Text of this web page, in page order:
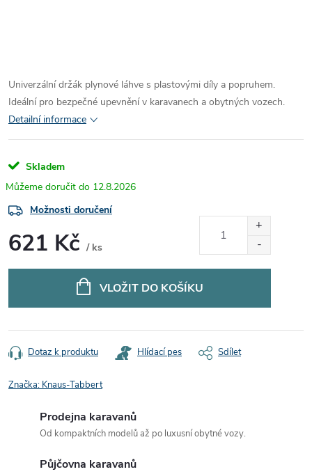
Univerzální držák plynové láhve s plastovými díly a popruhem.
Ideální pro bezpečné upevnění v karavanech a obytných vozech.
Detailní informace
Skladem
12.8.2026
Možnosti doručení
621 Kč / ks
VLOŽIT DO KOŠÍKU
Dotaz k produktu Hlídací pes Sdílet
Značka: Knaus-Tabbert
Prodejna karavanů
Od kompaktních modelů až po luxusní obytné vozy.
Půjčovna karavanů